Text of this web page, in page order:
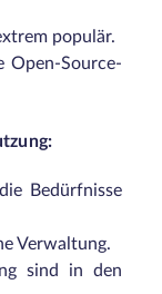
populär.
Open-Source-
Bedürfnisse
Verwaltung.
sind in den